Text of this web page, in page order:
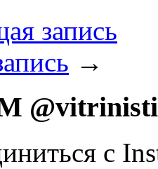
запись
→
с